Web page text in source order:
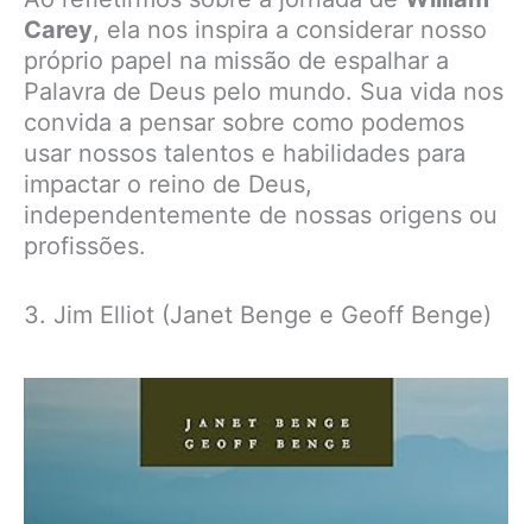
Carey, ela nos inspira a considerar nosso
próprio papel na missão de espalhar a
Palavra de Deus pelo mundo. Sua vida nos
convida a pensar sobre como podemos
usar nossos talentos e habilidades para
impactar o reino de Deus,
independentemente de nossas origens ou
profissões.
3. Jim Elliot (Janet Benge e Geoff Benge)